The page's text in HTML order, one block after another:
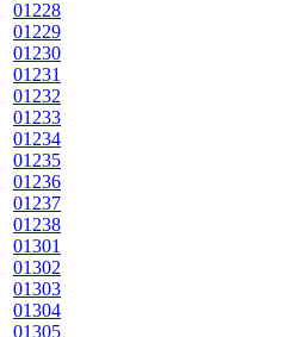
01228
01229
01230
01231
01232
01233
01234
01235
01236
01237
01238
01301
01302
01303
01304
01305